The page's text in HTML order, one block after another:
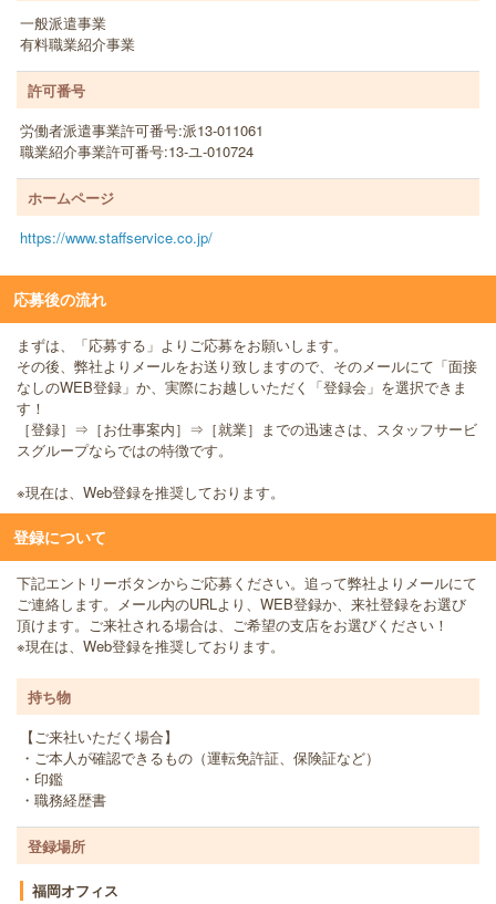
一般派遣事業
有料職業紹介事業
許可番号
労働者派遣事業許可番号:派13-011061
職業紹介事業許可番号:13-ユ-010724
ホームページ
https://www.staffservice.co.jp/
応募後の流れ
まずは、「応募する」よりご応募をお願いします。
その後、弊社よりメールをお送り致しますので、そのメールにて「面接
なしのWEB登録」か、実際にお越しいただく「登録会」を選択できま
す！
［登録］⇒［お仕事案内］⇒［就業］までの迅速さは、スタッフサービ
スグループならではの特徴です。
※現在は、Web登録を推奨しております。
登録について
下記エントリーボタンからご応募ください。追って弊社よりメールにて
ご連絡します。メール内のURLより、WEB登録か、来社登録をお選び
頂けます。ご来社される場合は、ご希望の支店をお選びください！
※現在は、Web登録を推奨しております。
持ち物
【ご来社いただく場合】
・ご本人が確認できるもの（運転免許証、保険証など）
・印鑑
・職務経歴書
登録場所
福岡オフィス